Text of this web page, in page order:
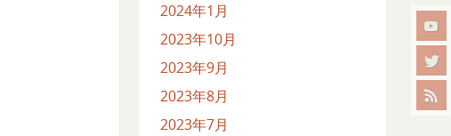
2024年1月
2023年10月
2023年9月
2023年8月
2023年7月